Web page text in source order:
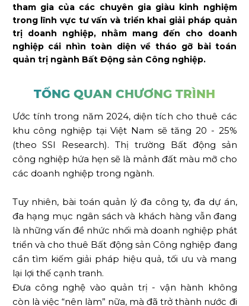
Ước tính trong năm 2024, diện tích cho thuê các
khu công nghiệp tại Việt Nam sẽ tăng 20 - 25%
(theo SSI Research). Thị trường Bất động sản
công nghiệp hứa hẹn sẽ là mảnh đất màu mỡ cho
các doanh nghiệp trong ngành.
Tuy nhiên, bài toán quản lý đa công ty, đa dự án,
đa hạng mục ngân sách và khách hàng vẫn đang
là những vấn đề nhức nhối mà doanh nghiệp phát
triển và cho thuê Bất động sản Công nghiệp đang
cần tìm kiếm giải pháp hiệu quả, tối ưu và mang
lại lợi thế cạnh tranh.
Đưa công nghệ vào quản trị - vận hành không
còn là việc “nên làm” nữa, mà đã trở thành nước đi
tham gia của các chuyên gia giàu kinh nghiệm
trong lĩnh vực tư vấn và triển khai giải pháp quản
trị doanh nghiệp, nhằm mang đến cho doanh
nghiệp cái nhìn toàn diện về tháo gỡ bài toán
quản trị ngành Bất Động sản Công nghiệp.
TỔNG QUAN CHƯƠNG TRÌNH